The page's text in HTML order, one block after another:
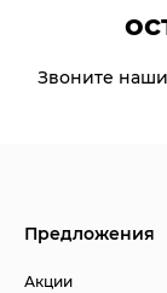
Звоните
Предложения
Акции